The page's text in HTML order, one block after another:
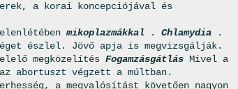
a korai koncepciójával és
mikoplazmákkal . Chlamydia
.
észlel. Jövő apja is megvizsgálják.
megközelítés Fogamzásgátlás Mivel a
abortuszt végzett a múltban.
a megvalósítást követően nagyon